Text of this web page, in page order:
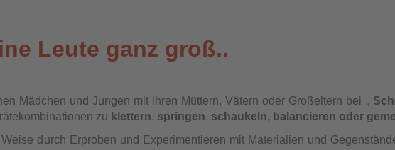
Leute ganz groß..
Mädchen und Jungen mit ihren Müttern, Vätern oder Großeltern bei „
zu klettern, springen, schaukeln, balancieren oder
durch Erproben und Experimentieren mit Materialien und